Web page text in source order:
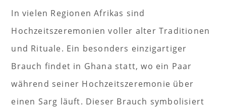
In vielen Regionen Afrikas sind
Hochzeitszeremonien voller alter Traditionen
und Rituale. Ein besonders einzigartiger
Brauch findet in Ghana statt, wo ein Paar
während seiner Hochzeitszeremonie über
einen Sarg läuft. Dieser Brauch symbolisiert